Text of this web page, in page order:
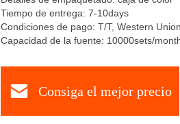
Tiempo de entrega: 7-10days
Condiciones de pago: T/T, Western Union
Capacidad de la fuente: 10000sets/
Consiga el mejor precio